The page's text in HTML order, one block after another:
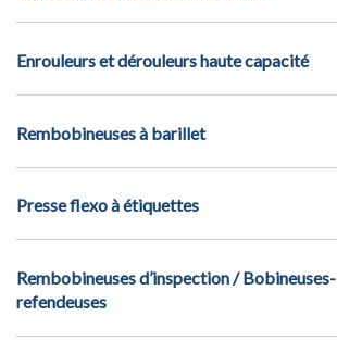
Enrouleurs et dérouleurs haute capacité
Rembobineuses à barillet
Presse flexo à étiquettes
Rembobineuses d’inspection / Bobineuses-
refendeuses